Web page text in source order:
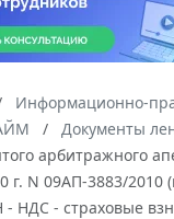
Информационно-
Документы
арбитражного
г. N 09АП-3883/
- НДС - страховые